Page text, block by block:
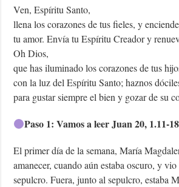
Ven, Espíritu Santo,
llena los corazones de tus fieles, y
tu amor. Envía tu Espíritu Creador y
Oh Dios,
que has iluminado los corazones de tus
con la luz del Espíritu Santo; haznos
para gustar siempre el bien y gozar de su
Paso 1: Vamos a leer Juan 20, 1.11-18
El primer día de la semana, María
amanecer, cuando aún estaba oscuro, y
sepulcro. Fuera, junto al sepulcro, estaba